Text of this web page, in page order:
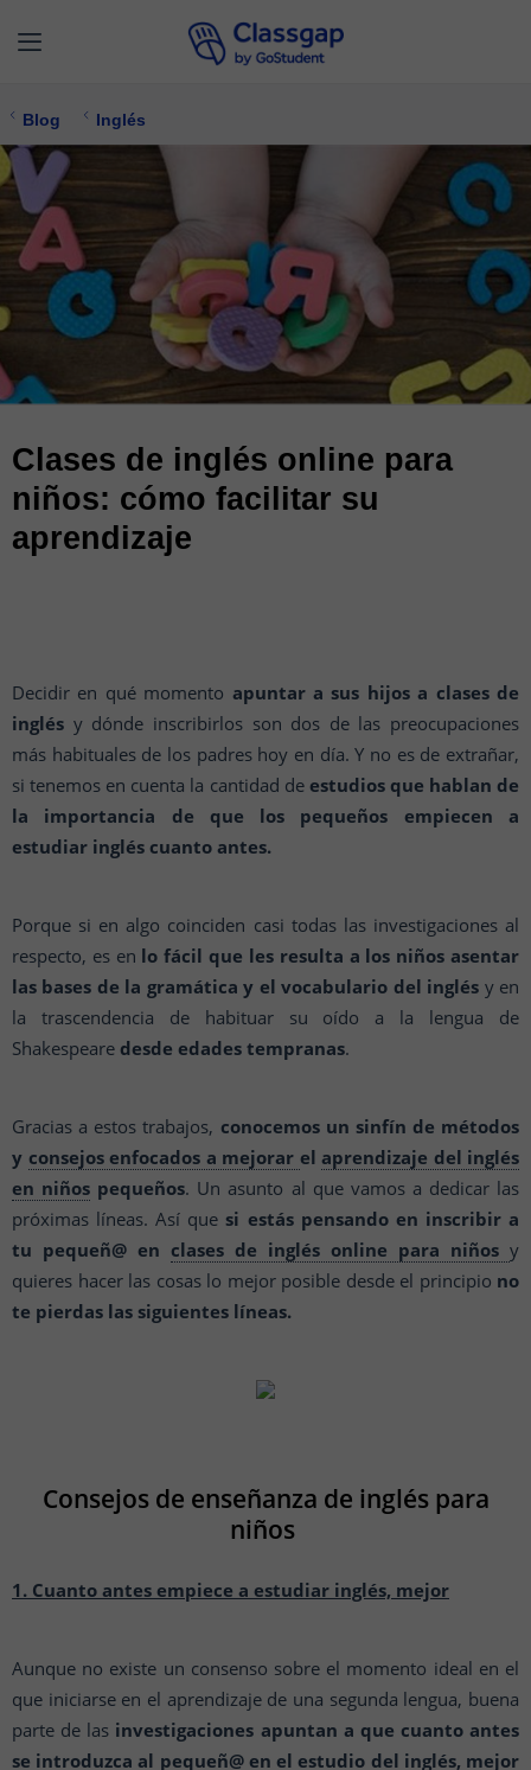
Blog Inglés
Clases de inglés online para
niños: cómo facilitar su
aprendizaje
Decidir en qué momento apuntar a sus hijos a clases de
inglés y dónde inscribirlos son dos de las preocupaciones
más habituales de los padres hoy en día.Y no es de extrañar,
si tenemos en cuenta la cantidad deestudios que hablan de
la importancia de que los pequeños empiecen a
estudiar inglés cuanto antes.
Porque si en algo coinciden casi todas las investigaciones al
respecto, es en lo fácil que les resulta a los niños asentar
las bases de la gramática y el vocabulario del inglés y en
la trascendencia de habituar su oído a la lengua de
Shakespeare desde edades tempranas.
Gracias a estos trabajos, conocemos un sinfín de métodos
y consejos enfocados a mejorar el aprendizaje del inglés
en niños pequeños. Un asunto al que vamos a dedicar las
próximas líneas.Así quesi estás pensando en inscribir a
tu pequeñ@ en clases de inglés online para niños y
quieres hacer las cosas lo mejor posible desde el principio no
te pierdas las siguientes líneas.
Consejos de enseñanza de inglés para
niños
1. Cuanto antes empiece a estudiar inglés, mejor
Aunque no existe un consenso sobre el momento ideal en el
que iniciarse en el aprendizaje de una segunda lengua, buena
parte de las investigaciones apuntan a que cuanto antes
se introduzca al pequeñ@ en el estudio del inglés, mejor